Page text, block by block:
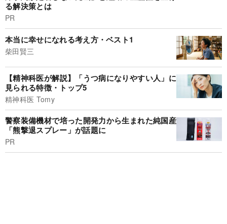
る解決策とは
PR
本当に幸せになれる考え方・ベスト1
柴田賢三
【精神科医が解説】「うつ病になりやすい人」に
見られる特徴・トップ5
精神科医 Tomy
警察装備機材で培った開発力から生まれた純国産
「熊撃退スプレー」が話題に
PR